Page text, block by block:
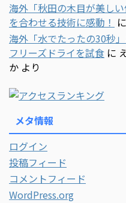
海外「秋田の木目が美し
を合わせる技術に感動！ に
海外「水でたったの30秒
フリーズドライを試食 に
か より
メタ情報
ログイン
投稿フィード
コメントフィード
WordPress.org